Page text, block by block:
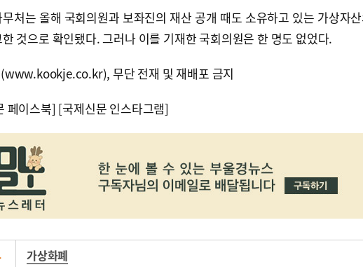
처는 올해 국회의원과 보좌진의 재산 공개 때도 소유하고 있는 가상자
것으로 확인됐다. 그러나 이를 기재한 국회의원은 한 명도 없었다.
무단 전재 및 재배포 금지
페이스북] [국제신문 인스타그램]
가상화폐